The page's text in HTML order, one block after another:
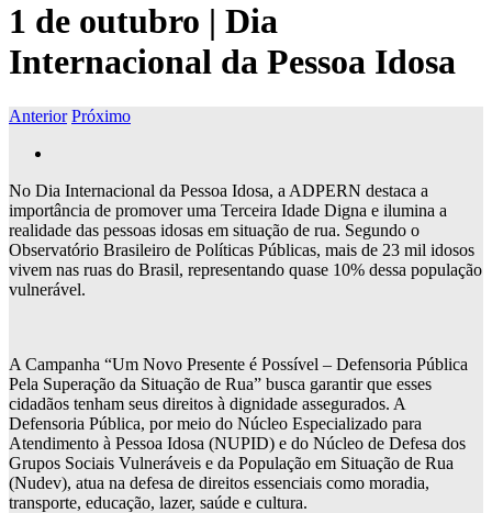
1 de outubro | Dia
Internacional da Pessoa Idosa
Anterior Próximo
Image
No Dia Internacional da Pessoa Idosa, a ADPERN destaca a
importância de promover uma Terceira Idade Digna e ilumina a
realidade das pessoas idosas em situação de rua. Segundo o
Observatório Brasileiro de Políticas Públicas, mais de 23 mil idosos
vivem nas ruas do Brasil, representando quase 10% dessa população
vulnerável.
A Campanha “Um Novo Presente é Possível – Defensoria Pública
Pela Superação da Situação de Rua” busca garantir que esses
cidadãos tenham seus direitos à dignidade assegurados. A
Defensoria Pública, por meio do Núcleo Especializado para
Atendimento à Pessoa Idosa (NUPID) e do Núcleo de Defesa dos
Grupos Sociais Vulneráveis e da População em Situação de Rua
(Nudev), atua na defesa de direitos essenciais como moradia,
transporte, educação, lazer, saúde e cultura.